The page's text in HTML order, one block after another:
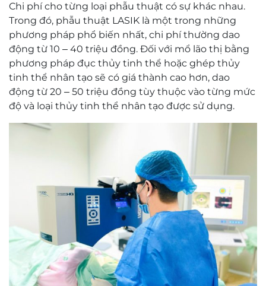
Chi phí cho từng loại phẫu thuật có sự khác nhau.
Trong đó, phẫu thuật LASIK là một trong những
phương pháp phổ biến nhất, chi phí thường dao
động từ 10 – 40 triệu đồng. Đối với mổ lão thị bằng
phương pháp đục thủy tinh thể hoặc ghép thủy
tinh thể nhân tạo sẽ có giá thành cao hơn, dao
động từ 20 – 50 triệu đồng tùy thuộc vào từng mức
độ và loại thủy tinh thể nhân tạo được sử dụng.